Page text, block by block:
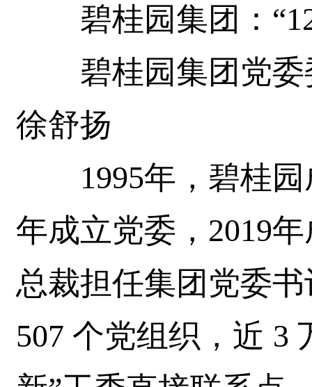
碧桂园集团：
碧桂园集团党委
徐舒扬
1995年，碧桂园
年成立党委，2019
总裁担任集团党委
507 个党组织，近 3